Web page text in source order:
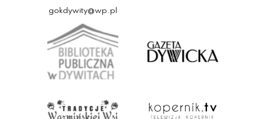
gokdywity@wp.pl